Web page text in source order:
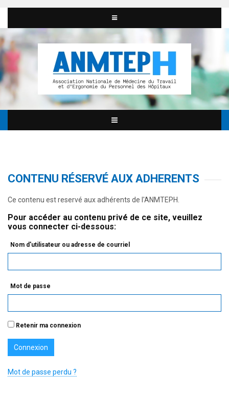
CONTENU RÉSERVÉ AUX ADHERENTS
Ce contenu est reservé aux adhérents de l'ANMTEPH.
Pour accéder au contenu privé de ce site, veuillez
vous connecter ci-dessous:
Nom d'utilisateur ou adresse de courriel
Mot de passe
Retenir ma connexion
Mot de passe perdu ?